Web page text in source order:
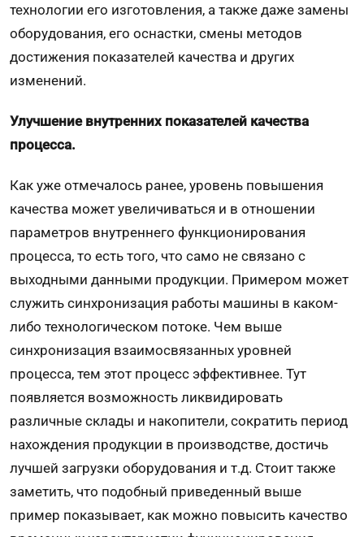
технологии его изготовления, а также даже замены
оборудования, его оснастки, смены методов
достижения показателей качества и других
изменений.
Улучшение внутренних показателей качества
процесса.
Как уже отмечалось ранее, уровень повышения
качества может увеличиваться и в отношении
параметров внутреннего функционирования
процесса, то есть того, что само не связано с
выходными данными продукции. Примером может
служить синхронизация работы машины в каком-
либо технологическом потоке. Чем выше
синхронизация взаимосвязанных уровней
процесса, тем этот процесс эффективнее. Тут
появляется возможность ликвидировать
различные склады и накопители, сократить период
нахождения продукции в производстве, достичь
лучшей загрузки оборудования и т.д. Стоит также
заметить, что подобный приведенный выше
пример показывает, как можно повысить качество